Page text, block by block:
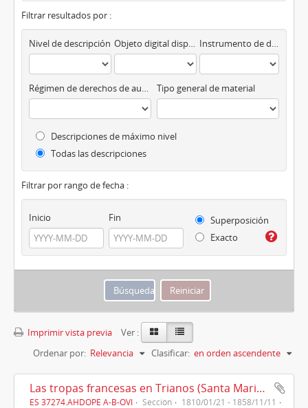
Filtrar resultados por :
Nivel de descripción Objeto digital disponibles Instrumento de descripción
Régimen de derechos de autor Tipo general de material
Descripciones de máximo nivel
Todas las descripciones
Filtrar por rango de fecha :
Inicio Fin
Superposición
Exacto
Imprimir vista previa
Ver :
Ordenar por: Relevancia Clasificar: en orden ascendente
Las tropas francesas en Trianos (Santa Maria la Real de Trianos) (1810)
ES 37274.AHDOPE A-B-OVI Sección 1810/01/21 - 1858/11/11